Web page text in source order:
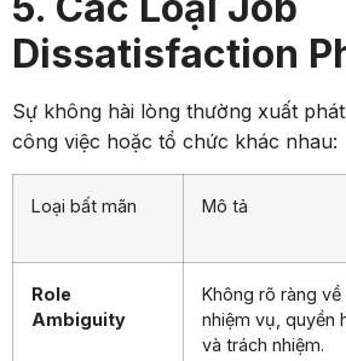
Dissatisfaction
Sự không hài lòng thường xuất
công việc hoặc tổ chức khác nhau:
Loại bất mãn Mô tả
Role
Ambiguity
Không rõ ràng về
nhiệm vụ, quyền
và trách nhiệm.